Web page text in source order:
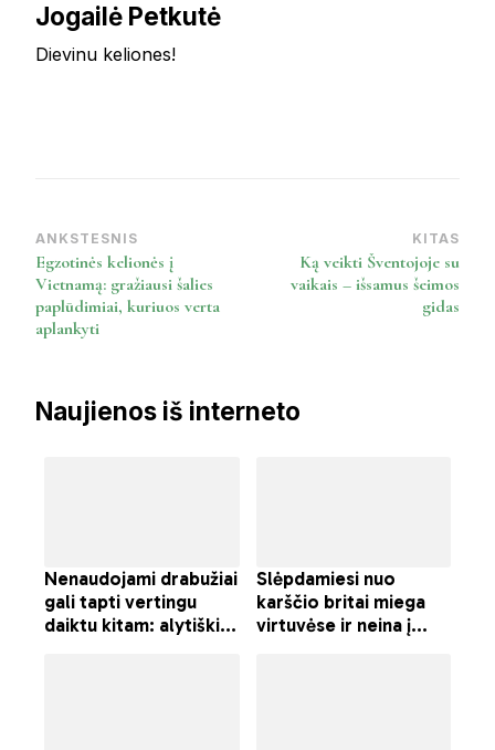
Jogailė Petkutė
Dievinu keliones!
Post
Navigation
ANKSTESNIS
Egzotinės kelionės į
Vietnamą: gražiausi šalies
paplūdimiai, kuriuos verta
aplankyti
KITAS
Ką veikti Šventojoje su
vaikais – išsamus šeimos
gidas
Naujienos iš interneto